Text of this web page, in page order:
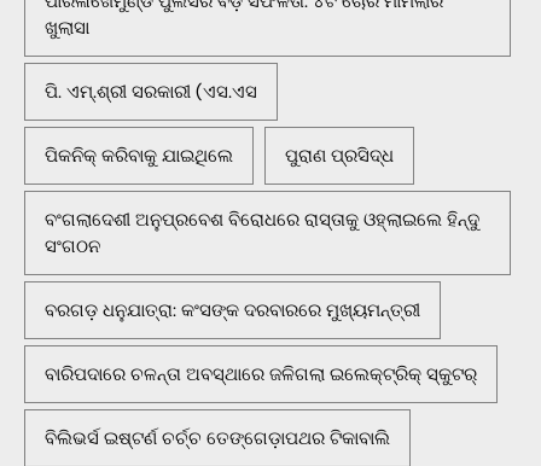
ଖୁଲାସା
ପି. ଏମ୍.ଶ୍ରୀ ସରକାରୀ (ଏସ.ଏସ
ପିକନିକ୍‌ କରିବାକୁ ଯାଇଥିଲେ ପୁରାଣ ପ୍ରସିଦ୍ଧ
ବଂଗଲାଦେଶୀ ଅନୁପ୍ରବେଶ ବିରୋଧରେ ରାସ୍ତାକୁ ଓହ୍ଲାଇଲେ ହିନ୍ଦୁ
ସଂଗଠନ
ବରଗଡ଼ ଧନୁଯାତ୍ରା: କଂସଙ୍କ ଦରବାରରେ ମୁଖ୍ୟମନ୍ତ୍ରୀ
ବାରିପଦାରେ ଚଳନ୍ତା ଅବସ୍ଥାରେ ଜଳିଗଲା ଇଲେକ୍ଟ୍ରିକ୍ ସ୍କୁଟର୍
ବିଲିଭର୍ସ ଇଷ୍ଟର୍ଣ ଚର୍ଚ୍ଚ ତେଙ୍ଗେଡ଼ାପଥର ଟିକାବାଲି